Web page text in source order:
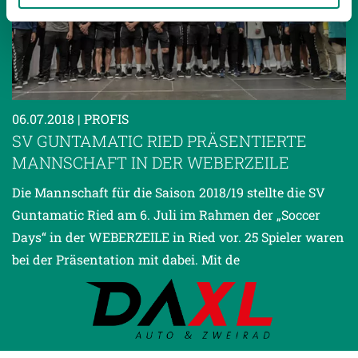
gesammelt haben.
Weitere Details, insbesondere zu Speicherdauer und
Empfänger entnehmen Sie unserer
Datenschutzerklärung.
06.07.2018 | PROFIS
SV GUNTAMATIC RIED PRÄSENTIERTE
MANNSCHAFT IN DER WEBERZEILE
Die Mannschaft für die Saison 2018/19 stellte die SV
Guntamatic Ried am 6. Juli im Rahmen der „Soccer
Days“ in der WEBERZEILE in Ried vor. 25 Spieler waren
bei der Präsentation mit dabei. Mit de